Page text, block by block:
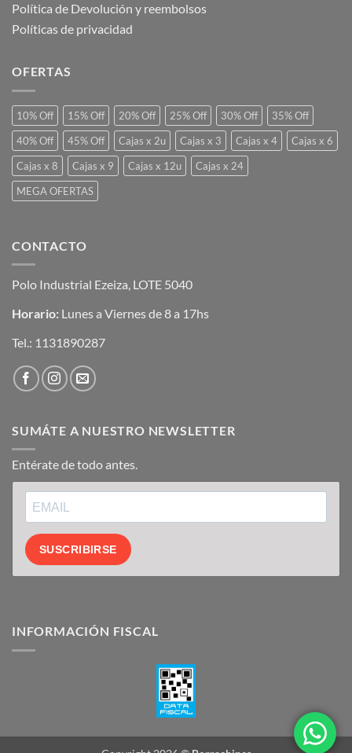
Política de Devolución y reembolsos
Políticas de privacidad
OFERTAS
10% Off 15% Off 20% Off 25% Off 30% Off
35% Off
40% Off
45% Off Cajas x 2u Cajas x 3 Cajas x 4
Cajas x 6
Cajas x 8
Cajas x 9 Cajas x 12u
Cajas x 24
MEGA OFERTAS
CONTACTO
Polo Industrial Ezeiza, LOTE 5040
Horario: Lunes a Viernes de 8 a 17hs
Tel.: 1131890287
SUMÁTE A NUESTRO NEWSLETTER
Entérate de todo antes.
SUSCRIBIRSE
INFORMACIÓN FISCAL